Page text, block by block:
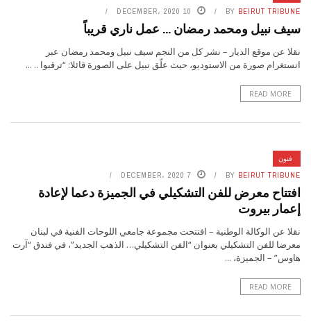
BY BEIRUT TRIBUNE 10 DECEMBER، 2020
سيف نبيل ومحمد رمضان … عمل ناري قريباً
نقلا عن موقع الديار – نشر كل من النجم سيف نبيل ومحمد رمضان عبر
انستغرام صورة من الاستوديو، حيث علّق نبيل على الصورة قائلا: “ترقبوا .. ...
READ MORE
فنون
BY BEIRUT TRIBUNE 7 DECEMBER، 2020
افتتاح معرض للفن التشكيلي في الجميزة دعما لإعادة
إعمار بيروت
نقلا عن الوكالة الوطنية – افتتحت مجموعة جامعي اللوحات الفنية في لبنان
معرضا للفن التشكيلي بعنوان “الفن التشكيلي… الذهب الجديد”، في فندق “آرت
هاوس” – الجميزة، ...
READ MORE